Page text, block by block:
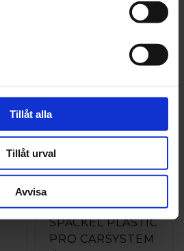
Tillåt alla
Tillåt urval
Avvisa
SPACKEL MULTI
GREEN CHANGER
CarSystem
SPACKEL PLASTIC
PRO CARSYSTEM